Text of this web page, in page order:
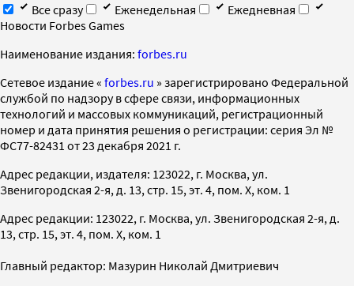
Все сразу
Еженедельная
Ежедневная
Новости Forbes Games
Наименование издания: forbes.ru
Cетевое издание « forbes.ru » зарегистрировано Федеральной
службой по надзору в сфере связи, информационных
технологий и массовых коммуникаций, регистрационный
номер и дата принятия решения о регистрации: серия Эл №
ФС77-82431 от 23 декабря 2021 г.
Адрес редакции, издателя: 123022, г. Москва, ул.
Звенигородская 2-я, д. 13, стр. 15, эт. 4, пом. X, ком. 1
Адрес редакции: 123022, г. Москва, ул. Звенигородская 2-я, д.
13, стр. 15, эт. 4, пом. X, ком. 1
Главный редактор: Мазурин Николай Дмитриевич